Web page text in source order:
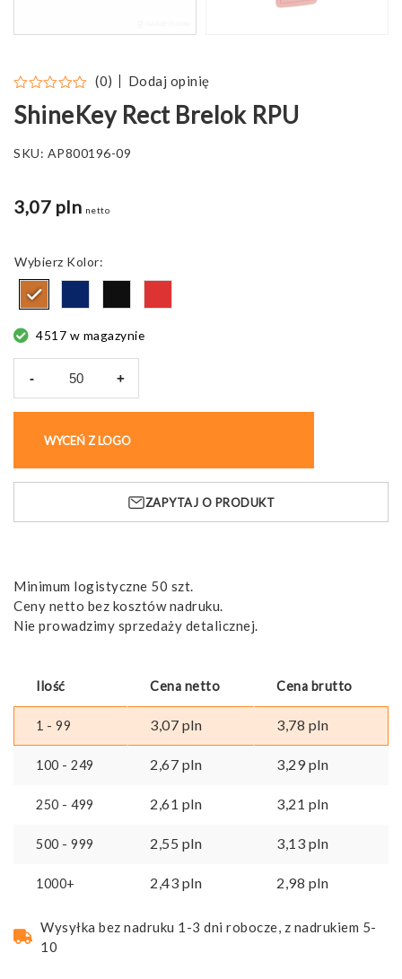
(0) Dodaj opinię
ShineKey Rect Brelok RPU
SKU: AP800196-09
3,07 pln netto
Kolor
4517 w magazynie
-
Brelok
RPU
+
WYCEŃ Z LOGO
ZAPYTAJ O PRODUKT
Minimum logistyczne 50 szt.
Ceny netto bez kosztów nadruku.
Nie prowadzimy sprzedaży detalicznej.
Ilość Cena netto Cena brutto
1 - 99 3,07 pln 3,78 pln
100 - 249 2,67 pln 3,29pln
250 - 499 2,61 pln 3,21 pln
500 - 999 2,55 pln 3,13 pln
1000+ 2,43 pln 2,98 pln
Wysyłka bez nadruku 1-3 dni robocze, z nadrukiem 5-
10